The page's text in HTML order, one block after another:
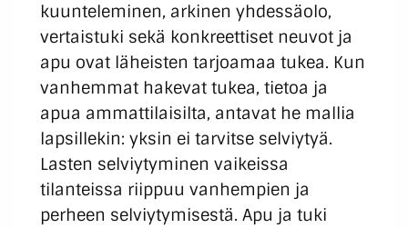
kuunteleminen, arkinen yhdessäolo,
vertaistuki sekä konkreettiset neuvot ja
apu ovat läheisten tarjoamaa tukea. Kun
vanhemmat hakevat tukea, tietoa ja
apua ammattilaisilta, antavat he mallia
lapsillekin: yksin ei tarvitse selviytyä.
Lasten selviytyminen vaikeissa
tilanteissa riippuu vanhempien ja
perheen selviytymisestä. Apu ja tuki